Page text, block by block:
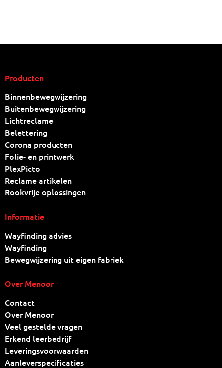
Producten
Binnenbewegwijzering
Buitenbewegwijzering
Lichtreclame
Belettering
Corona producten
Folie- en printwerk
PlexPicto
Reclame artikelen
Rookvrije oplossingen
Informatie
Wayfinding advies
Wayfinding
Bewegwijzering uit eigen fabriek
Over Menoor
Contact
Over Menoor
Veel gestelde vragen
Erkend leerbedrijf
Leveringsvoorwaarden
Aanleverspecificaties